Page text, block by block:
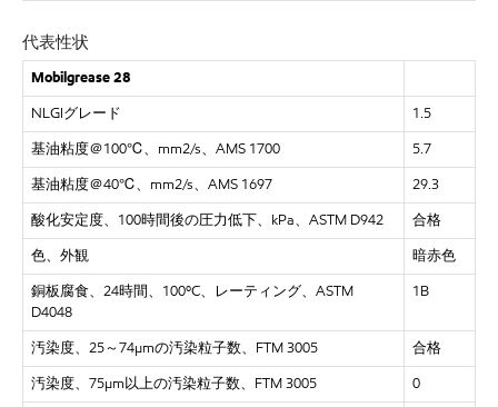
代表性状
Mobilgrease 28
NLGIグレード
1.5
基油粘度＠100℃、mm2/s、AMS 1700
5.7
基油粘度＠40℃、mm2/s、AMS 1697
29.3
酸化安定度、 100時間後の圧力低下、kPa、ASTM D942
合格
色、外観
暗赤色
銅板腐食、 24時間、100ºC、レーティング、ASTM
D4048
1B
汚染度、 25～74µmの汚染粒子数、FTM 3005
合格
汚染度、 75µm以上の汚染粒子数、FTM 3005
0